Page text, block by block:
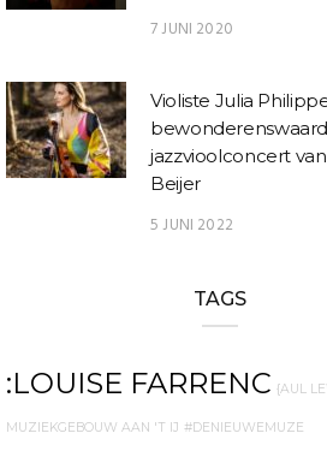
7 JUNI 2020
Violiste Julia
jazzvioolconcert
Beijer
5 JUNI 2022
TAGS
:LOUISE FARRENC {AUL
MUZIEKGEBOUW AAN 'T IJ #DENIEUWEMUZE